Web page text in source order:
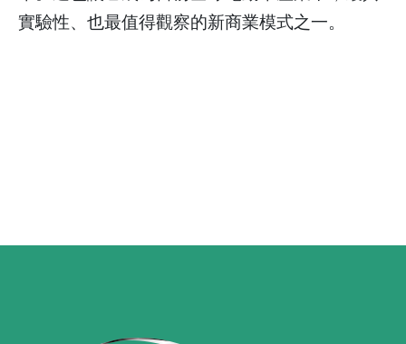
實驗性、也最值得觀察的新商業模式之一。